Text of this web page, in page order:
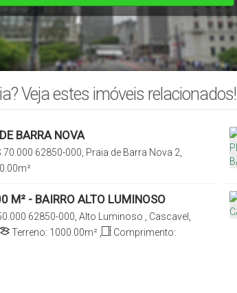
Veja estes imóveis relacionados!
BARRA NOVA
70.000 62850-000, Praia de Barra Nova 2,
.00m²
M² - BAIRRO ALTO LUMINOSO
62850-000, Alto Luminoso , Cascavel,
Terreno: 1000 .00m²
Comprimento: